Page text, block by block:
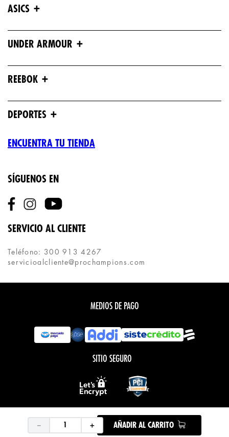
＋
－ AÑADIR AL CARRITO
ASICS +
UNDER ARMOUR +
REEBOK +
DEPORTES +
ENCUENTRA TU TIENDA
SÍGUENOS EN
SERVICIO AL CLIENTE
Teléfono: 300 913 4267
servicioalcliente@prochampions.com
MEDIOS DE PAGO
SITIO SEGURO
Todos los derechos reservados.COPYRIGHT © PROCHAMPIONS 2020
Desarrollado por: Tecnología: